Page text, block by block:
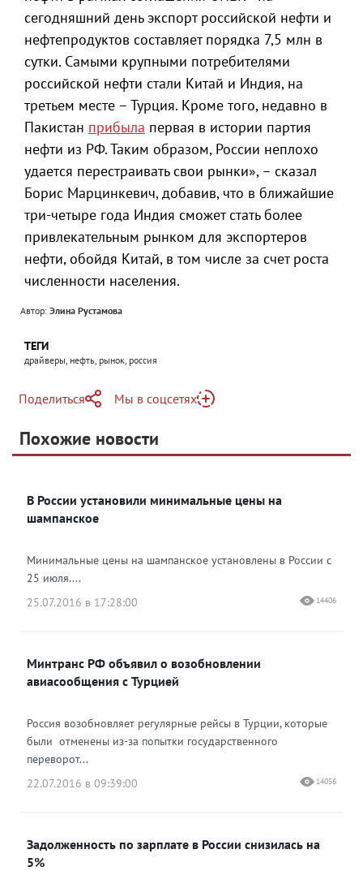
сегодняшний день экспорт российской нефти и
нефтепродуктов составляет порядка 7,5 млн в
сутки. Самыми крупными потребителями
российской нефти стали Китай и Индия, на
третьем месте – Турция. Кроме того, недавно в
Пакистан прибыла первая в истории партия
нефти из РФ. Таким образом, России неплохо
удается перестраивать свои рынки», – сказал
Борис Марцинкевич, добавив, что в ближайшие
три-четыре года Индия сможет стать более
привлекательным рынком для экспортеров
нефти, обойдя Китай, в том числе за счет роста
численности населения.
Автор: Элина Рустамова
ТЕГИ
драйверы, нефть, рынок, россия
Поделиться
Telegram
Одноклассники
Мы в соцсетях
Яндекс Дзен
Похожие новости
В России установили минимальные цены на
шампанское
Минимальные цены на шампанское установлены в России с
25 июля....
25.07.2016 в 17:28:00
14406
Минтранс РФ объявил о возобновлении
авиасообщения с Турцией
Россия возобновляет регулярные рейсы в Турции, которые
были отменены из-за попытки государственного
переворот...
22.07.2016 в 09:39:00
14056
Задолженность по зарплате в России снизилась на
5%